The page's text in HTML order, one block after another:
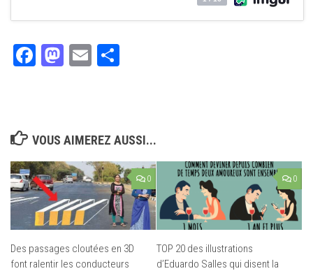
Facebook
Mastodon
Email
VOUS AIMEREZ AUSSI...
0
Des passages cloutées en 3D
font ralentir les conducteurs
0
TOP 20 des illustrations
d’Eduardo Salles qui disent la